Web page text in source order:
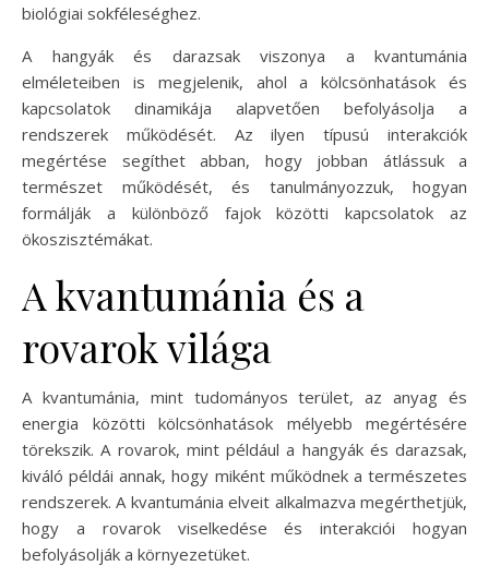
biológiai sokféleséghez.
A hangyák és darazsak viszonya a kvantumánia
elméleteiben is megjelenik, ahol a kölcsönhatások és
kapcsolatok dinamikája alapvetően befolyásolja a
rendszerek működését. Az ilyen típusú interakciók
megértése segíthet abban, hogy jobban átlássuk a
természet működését, és tanulmányozzuk, hogyan
formálják a különböző fajok közötti kapcsolatok az
ökoszisztémákat.
A kvantumánia és a
rovarok világa
A kvantumánia, mint tudományos terület, az anyag és
energia közötti kölcsönhatások mélyebb megértésére
törekszik. A rovarok, mint például a hangyák és darazsak,
kiváló példái annak, hogy miként működnek a természetes
rendszerek. A kvantumánia elveit alkalmazva megérthetjük,
hogy a rovarok viselkedése és interakciói hogyan
befolyásolják a környezetüket.